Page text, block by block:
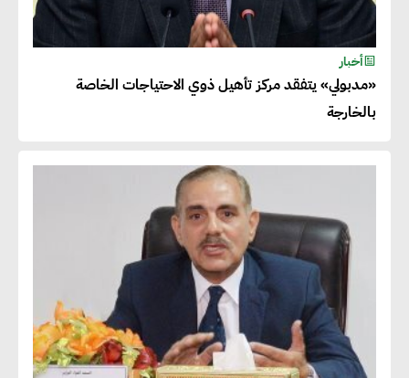
أخبار
«مدبولي» يتفقد مركز تأهيل ذوي الاحتياجات الخاصة
بالخارجة